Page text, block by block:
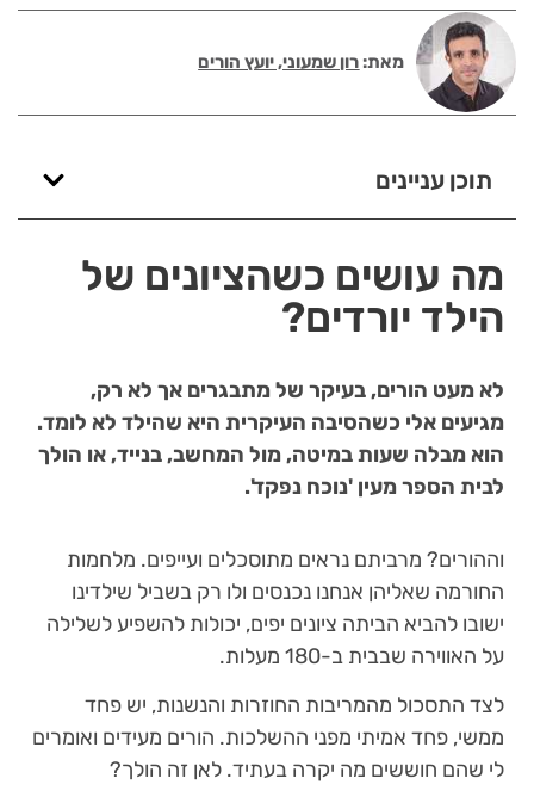
מאת:רון שמעוני, יועץ הורים
תוכן עניינים
מה עושים כשהציונים של
הילד יורדים?
לא מעט הורים, בעיקר של מתבגרים אך לא רק,
מגיעים אלי כשהסיבה העיקרית היא שהילד לא לומד.
הוא מבלה שעות במיטה, מול המחשב, בנייד, או הולך
לבית הספר מעין 'נוכח נפקד'.
וההורים? מרביתם נראים מתוסכלים ועייפים. מלחמות
החורמה שאליהן אנחנו נכנסים ולו רק בשביל שילדינו
ישובו להביא הביתה ציונים יפים, יכולות להשפיע לשלילה
על האווירה שבבית ב-180 מעלות.
לצד התסכול מהמריבות החוזרות והנשנות, יש פחד
ממשי, פחד אמיתי מפני ההשלכות. הורים מעידים ואומרים
לי שהם חוששים מה יקרה בעתיד. לאן זה הולך?